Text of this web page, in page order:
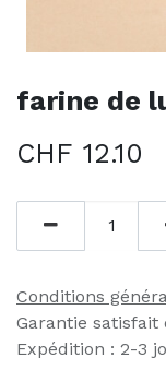
farine de
CHF 12.10
Conditions
Garantie
Expédition : 2-3